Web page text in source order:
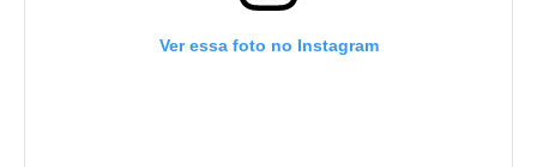
Ver essa foto no Instagram